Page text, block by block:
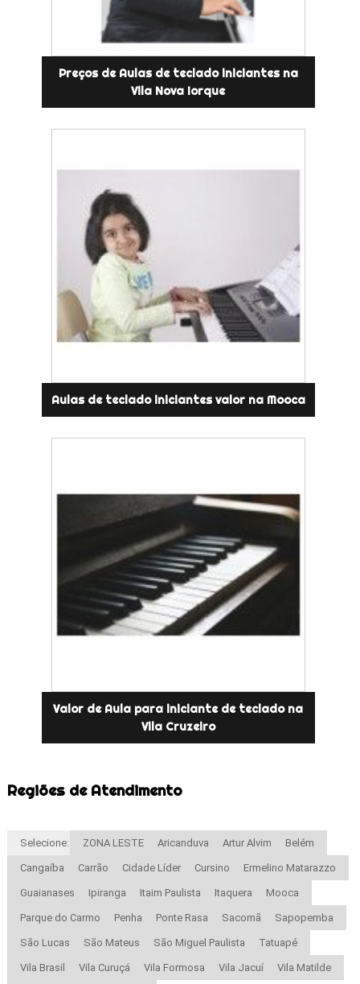
Preços de Aulas de teclado iniciantes na
Vila Nova Iorque
Aulas de teclado iniciantes valor na Mooca
Valor de Aula para iniciante de teclado na
Vila Cruzeiro
Regiões de Atendimento
Selecione: ZONA LESTE Aricanduva Artur Alvim Belém
Cangaíba Carrão Cidade Líder Cursino Ermelino Matarazzo
Guaianases Ipiranga Itaim Paulista Itaquera Mooca
Parque do Carmo Penha Ponte Rasa Sacomã Sapopemba
São Lucas São Mateus São Miguel Paulista Tatuapé
Vila Brasil Vila Curuçá Vila Formosa Vila Jacuí Vila Matilde